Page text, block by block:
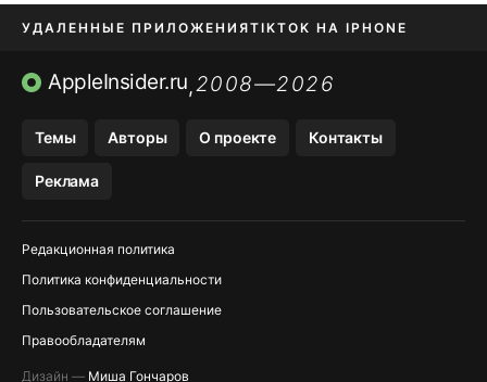
УДАЛЕННЫЕ ПРИЛОЖЕНИЯTIKTOK НА IPHONE
ПРИЛОЖЕНИЯ БЕЗ APP STORE
AppleInsider.ru,2008—2026
Темы Авторы О проекте Контакты
Реклама
Редакционная политика
Политика конфиденциальности
Пользовательское соглашение
Правообладателям
Дизайн — Миша Гончаров